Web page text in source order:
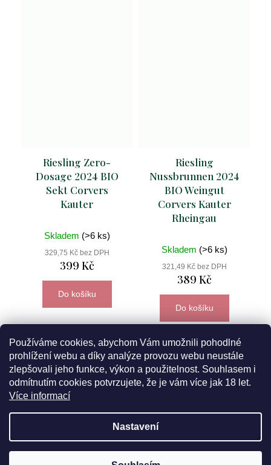
Používáme cookies, abychom Vám umožnili pohodlné
prohlížení webu a díky analýze provozu webu neustále
zlepšovali jeho funkce, výkon a použitelnost. Souhlasem i
odmítnutím cookies potvrzujete, že je vám více jak 18 let.
Více informací
Nastavení
5% sleva proregistrované zákazníky? Máme ji pro vás
připravenou! Týká se všech našich vín a balíčků v ceně do 700
Riesling Zero-
Dosage 2024 BIO
Sekt Corvers
Kauter
Skladem (>6 ks)
329,75 Kč bez DPH
399 Kč
Do košíku
Riesling
Nussbrunnen 2024
BIO Weingut
Corvers Kauter
Rheingau
Skladem (>6 ks)
321,49 Kč bez DPH
389 Kč
Do košíku
Vytvořil Shoptet